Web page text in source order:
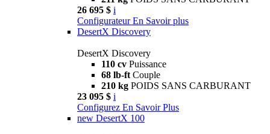
26 695 $ i
Configurateur En Savoir plus
DesertX Discovery
DesertX Discovery
110 cv Puissance
68 lb-ft Couple
210 kg POIDS SANS CARBURANT
23 095 $ i
Configurez En Savoir Plus
new DesertX 100